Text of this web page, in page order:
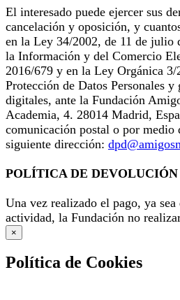
El interesado puede ejercer sus
cancelación y oposición, y
en la Ley 34/2002, de 11 de julio
la Información y del Comercio
2016/679 y en la Ley Orgánica
Protección de Datos Personales y
digitales, ante la Fundación
Academia, 4. 28014 Madrid,
comunicación postal o por medio
siguiente dirección:
POLÍTICA DE DEVOLUCIÓN
Una vez realizado el pago, ya
actividad, la Fundación no
×
Política de Cookies